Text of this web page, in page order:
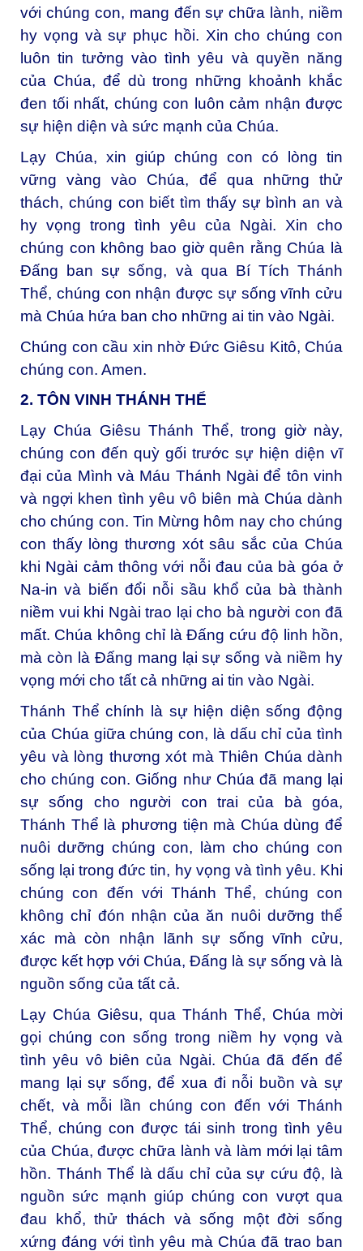
với chúng con, mang đến sự chữa lành, niềm
hy vọng và sự phục hồi. Xin cho chúng con
luôn tin tưởng vào tình yêu và quyền năng
của Chúa, để dù trong những khoảnh khắc
đen tối nhất, chúng con luôn cảm nhận được
sự hiện diện và sức mạnh của Chúa.
Lạy Chúa, xin giúp chúng con có lòng tin
vững vàng vào Chúa, để qua những thử
thách, chúng con biết tìm thấy sự bình an và
hy vọng trong tình yêu của Ngài. Xin cho
chúng con không bao giờ quên rằng Chúa là
Đấng ban sự sống, và qua Bí Tích Thánh
Thể, chúng con nhận được sự sống vĩnh cửu
mà Chúa hứa ban cho những ai tin vào Ngài.
Chúng con cầu xin nhờ Đức Giêsu Kitô, Chúa
chúng con. Amen.
2. TÔN VINH THÁNH THỂ
Lạy Chúa Giêsu Thánh Thể, trong giờ này,
chúng con đến quỳ gối trước sự hiện diện vĩ
đại của Mình và Máu Thánh Ngài để tôn vinh
và ngợi khen tình yêu vô biên mà Chúa dành
cho chúng con. Tin Mừng hôm nay cho chúng
con thấy lòng thương xót sâu sắc của Chúa
khi Ngài cảm thông với nỗi đau của bà góa ở
Na-in và biến đổi nỗi sầu khổ của bà thành
niềm vui khi Ngài trao lại cho bà người con đã
mất. Chúa không chỉ là Đấng cứu độ linh hồn,
mà còn là Đấng mang lại sự sống và niềm hy
vọng mới cho tất cả những ai tin vào Ngài.
Thánh Thể chính là sự hiện diện sống động
của Chúa giữa chúng con, là dấu chỉ của tình
yêu và lòng thương xót mà Thiên Chúa dành
cho chúng con. Giống như Chúa đã mang lại
sự sống cho người con trai của bà góa,
Thánh Thể là phương tiện mà Chúa dùng để
nuôi dưỡng chúng con, làm cho chúng con
sống lại trong đức tin, hy vọng và tình yêu. Khi
chúng con đến với Thánh Thể, chúng con
không chỉ đón nhận của ăn nuôi dưỡng thể
xác mà còn nhận lãnh sự sống vĩnh cửu,
được kết hợp với Chúa, Đấng là sự sống và là
nguồn sống của tất cả.
Lạy Chúa Giêsu, qua Thánh Thể, Chúa mời
gọi chúng con sống trong niềm hy vọng và
tình yêu vô biên của Ngài. Chúa đã đến để
mang lại sự sống, để xua đi nỗi buồn và sự
chết, và mỗi lần chúng con đến với Thánh
Thể, chúng con được tái sinh trong tình yêu
của Chúa, được chữa lành và làm mới lại tâm
hồn. Thánh Thể là dấu chỉ của sự cứu độ, là
nguồn sức mạnh giúp chúng con vượt qua
đau khổ, thử thách và sống một đời sống
xứng đáng với tình yêu mà Chúa đã trao ban